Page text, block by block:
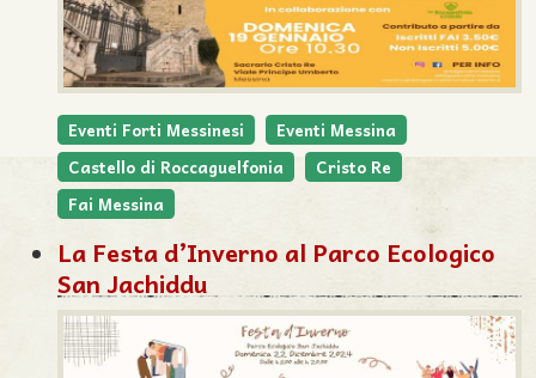
Eventi Forti Messinesi
Eventi Messina
Castello di Roccaguelfonia
Cristo Re
Fai Messina
La Festa d’Inverno al Parco Ecologico
San Jachiddu